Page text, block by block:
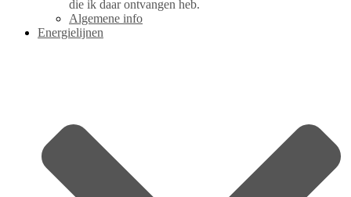
die ik daar ontvangen heb.
Algemene info
Energielijnen